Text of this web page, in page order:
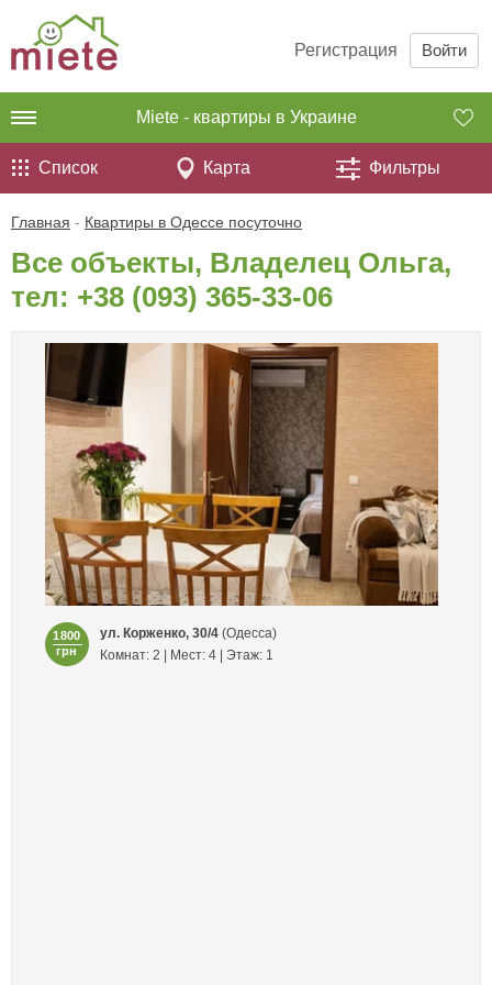
Регистрация Войти
Miete - квартиры в Украине
Список Карта Фильтры
Главная - Квартиры в Одессе посуточно
Все объекты, Владелец Ольга,
тел: +38 (093) 365-33-06
1800
грн
ул. Корженко, 30/4(Одесса)
Комнат: 2 | Мест: 4 | Этаж: 1